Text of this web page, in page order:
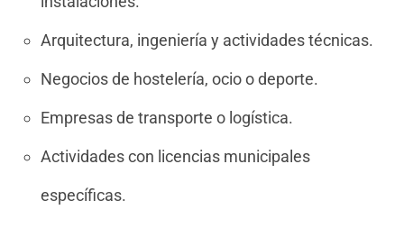
Arquitectura, ingeniería y actividades técnicas.
Negocios de hostelería, ocio o deporte.
Empresas de transporte o logística.
Actividades con licencias municipales
específicas.